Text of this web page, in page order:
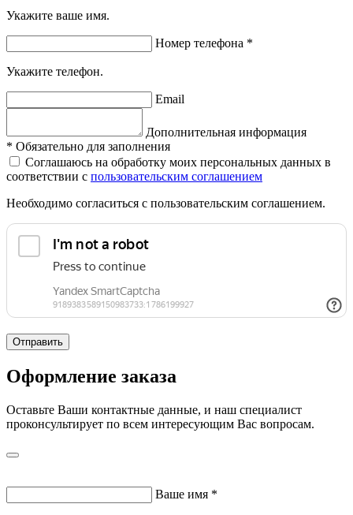
Укажите ваше имя.
Номер телефона *
Укажите телефон.
Email
Дополнительная информация
* Обязательно для заполнения
Соглашаюсь на обработку моих персональных данных в
соответствии с пользовательским соглашением
Необходимо согласиться с пользовательским соглашением.
Отправить
Оформление заказа
Оставьте Ваши контактные данные, и наш специалист
проконсультирует по всем интересующим Вас вопросам.
Ваше имя *